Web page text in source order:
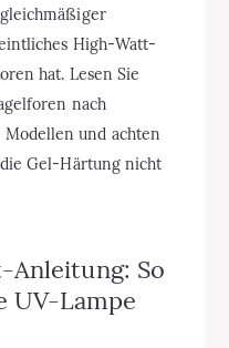
High-Watt-
hat. Lesen Sie
nach
und achten
Gel-Härtung nicht
So
UV-Lampe